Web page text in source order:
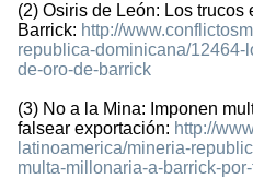
(2) Osiris de León: Los
Barrick: http://
republica-dominicana/12464-
de-oro-de-barrick
(3) No a la Mina: Imponen
falsear exportación: http://
latinoamerica/mineria-
multa-millonaria-a-barrick-